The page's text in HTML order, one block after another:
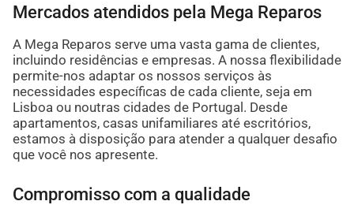
Mercados atendidos pela Mega Reparos
A Mega Reparos serve uma vasta gama de clientes,
incluindo residências e empresas. A nossa flexibilidade
permite-nos adaptar os nossos serviços às
necessidades específicas de cada cliente, seja em
Lisboa ou noutras cidades de Portugal. Desde
apartamentos, casas unifamiliares até escritórios,
estamos à disposição para atender a qualquer desafio
que você nos apresente.
Compromisso com a qualidade